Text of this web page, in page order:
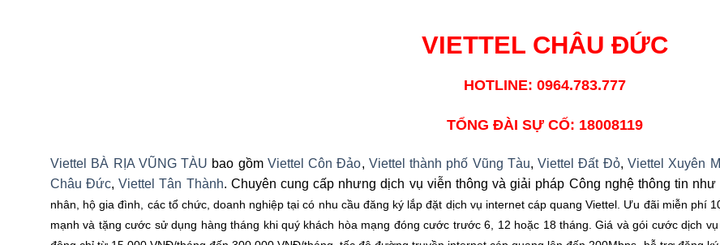
VIETTEL CHÂU ĐỨC
HOTLINE: 0964.783.777
TỔNG ĐÀI SỰ CỐ: 18008119
Viettel BÀ RỊA VŨNG TÀU bao gồm Viettel Côn Đảo, Viettel thành phố Vũng Tàu,Viettel Đất Đỏ,Viettel Xuyên
Châu Đức,Viettel Tân Thành. Chuyên cung cấp nhưng dịch vụ viễn thông và giải pháp Công nghệ thông tin
nhân, hộ gia đình, các tổ chức, doanh nghiệp tại có nhu cầu đăng ký lắp đặt dịch vụ internet cáp quang Viettel. Ưu đãi miễn phí
mạnh và tặng cước sử dụng hàng tháng khi quý khách hòa mạng đóng cước trước 6, 12 hoặc 18 tháng. Giá và gói cước dịch